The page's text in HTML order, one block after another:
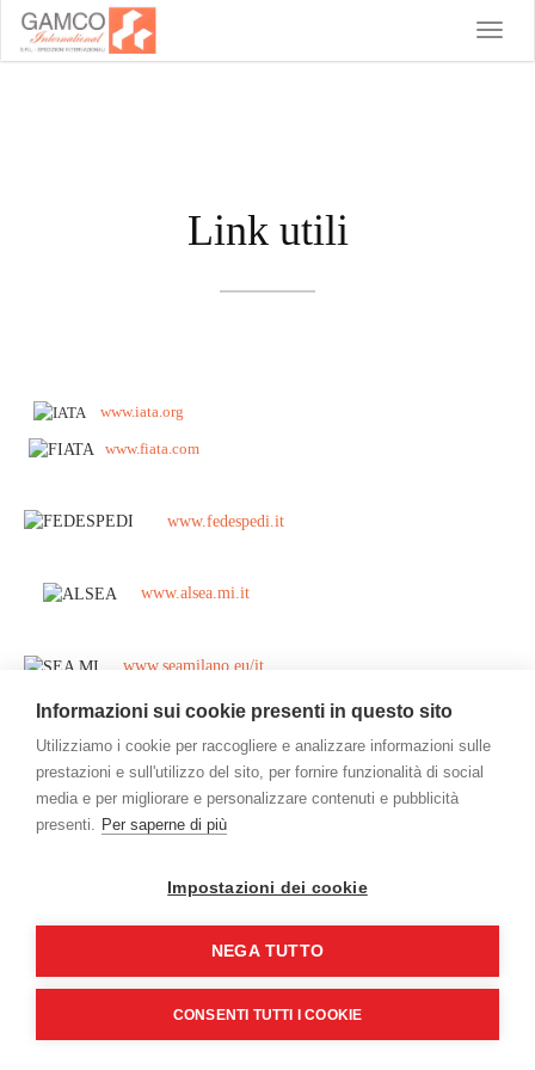
Toggle
Link utili
www.iata.org
www.fiata.com
www.fedespedi.it
www.alsea.mi.it
www.seamilano.eu/it
www.agenziadogane.it
Gamco International Srl - Via Mestre, 5 - 20063 Cernusco sul Naviglio
(MI) - Italy - P.Iva/C.F. 09469750153
Informazioni sui cookie presenti in questo sito
Utilizziamo i cookie per raccogliere e analizzare informazioni sulle
prestazioni e sull'utilizzo del sito, per fornire funzionalità di social
media e per migliorare e personalizzare contenuti e pubblicità
presenti. Per saperne di più
Impostazioni dei cookie
NEGA TUTTO
CONSENTI TUTTI I COOKIE